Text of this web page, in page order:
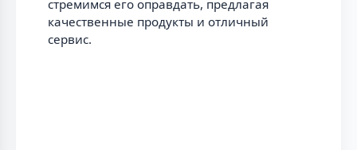
стремимся его оправдать, предлагая
качественные продукты и отличный
сервис.